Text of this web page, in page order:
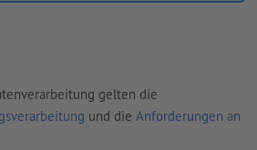
gelten die
und die Anforderungen an